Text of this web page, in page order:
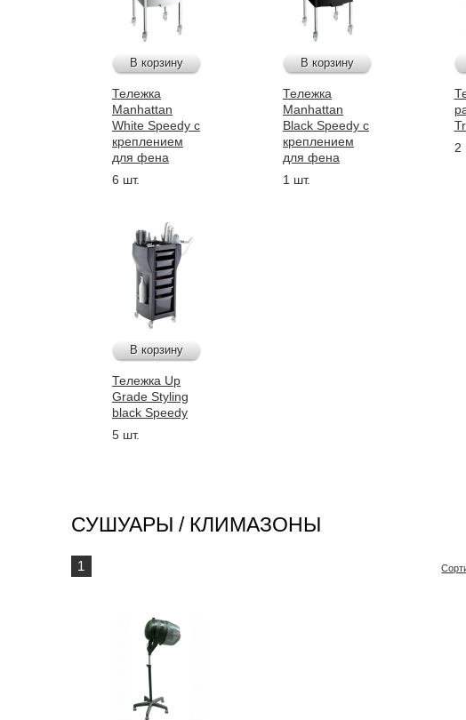
В корзину
Тележка
Manhattan
White Speedy с
креплением
для фена
6 шт.
В корзину
Тележка
Manhattan
Black Speedy с
креплением
для фена
1 шт.
2
В корзину
Тележка Up
Grade Styling
black Speedy
5 шт.
СУШУАРЫ / КЛИМАЗОНЫ
1